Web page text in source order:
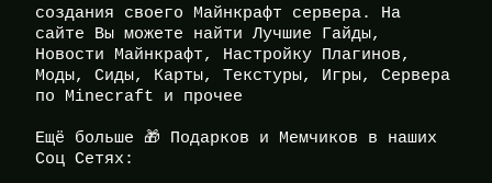
создания своего Майнкрафт сервера. На
сайте Вы можете найти Лучшие Гайды,
Новости Майнкрафт, Настройку Плагинов,
Моды, Сиды, Карты, Текстуры, Игры, Сервера
по Minecraft и прочее
Ещё больше 🎁 Подарков и Мемчиков в наших
Соц Сетях: